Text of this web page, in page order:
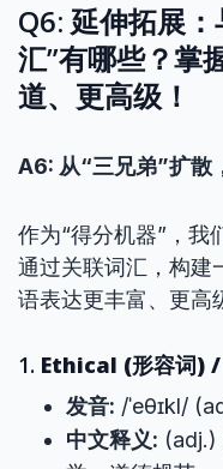
Q6: 延伸拓展
汇”有哪些？掌
道、更高级！
A6: 从“三兄弟”扩散
作为“得分机器”，我
通过关联词汇，构建
语表达更丰富、更高
1. Ethical (形容词)
发音: /ˈeθɪkl/
中文释义: (adj.)